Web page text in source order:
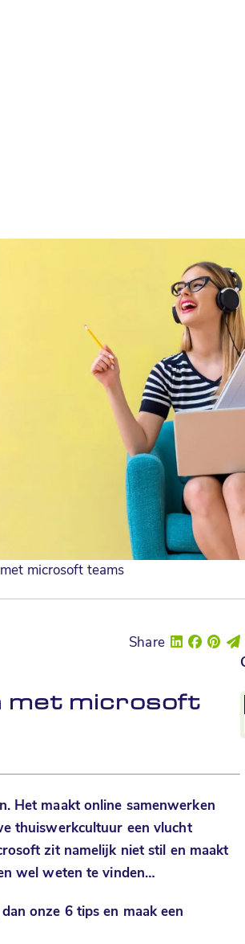
microsoft teams
Share
met microsoft
Het maakt online samenwerken
thuiswerkcultuur een vlucht
zit namelijk niet stil en maakt
wel weten te vinden…
onze 6 tips en maak een